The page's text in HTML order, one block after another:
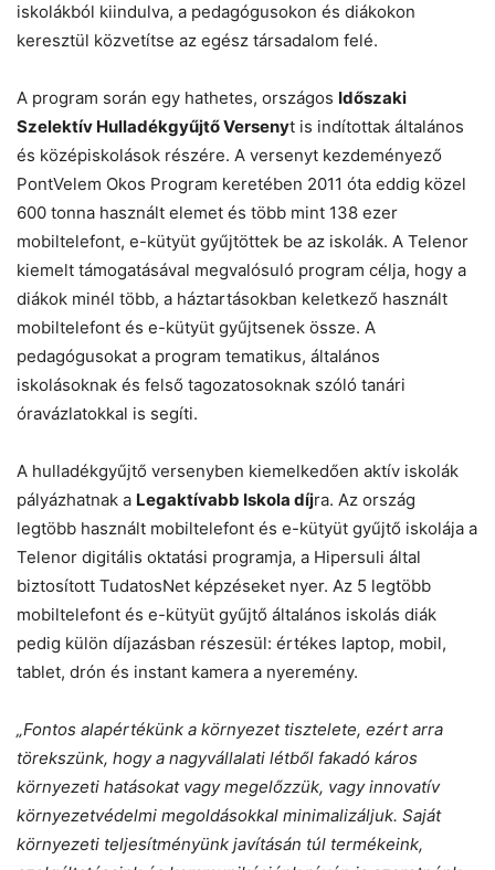
iskolákból kiindulva, a pedagógusokon és diákokon
keresztül közvetítse az egész társadalom felé.
A program során egy hathetes, országos Időszaki
Szelektív Hulladékgyűjtő Versenyt is indítottak általános
és középiskolások részére. A versenyt kezdeményező
PontVelem Okos Program keretében 2011 óta eddig közel
600 tonna használt elemet és több mint 138 ezer
mobiltelefont, e-kütyüt gyűjtöttek be az iskolák. A Telenor
kiemelt támogatásával megvalósuló program célja, hogy a
diákok minél több, a háztartásokban keletkező használt
mobiltelefont és e-kütyüt gyűjtsenek össze. A
pedagógusokat a program tematikus, általános
iskolásoknak és felső tagozatosoknak szóló tanári
óravázlatokkal is segíti.
A hulladékgyűjtő versenyben kiemelkedően aktív iskolák
pályázhatnak a Legaktívabb Iskola díjra. Az ország
legtöbb használt mobiltelefont és e-kütyüt gyűjtő iskolája a
Telenor digitális oktatási programja, a Hipersuli által
biztosított TudatosNet képzéseket nyer. Az 5 legtöbb
mobiltelefont és e-kütyüt gyűjtő általános iskolás diák
pedig külön díjazásban részesül: értékes laptop, mobil,
tablet, drón és instant kamera a nyeremény.
„Fontos alapértékünk a környezet tisztelete, ezért arra
törekszünk, hogy a nagyvállalati létből fakadó káros
környezeti hatásokat vagy megelőzzük, vagy innovatív
környezetvédelmi megoldásokkal minimalizáljuk. Saját
környezeti teljesítményünk javításán túl termékeink,